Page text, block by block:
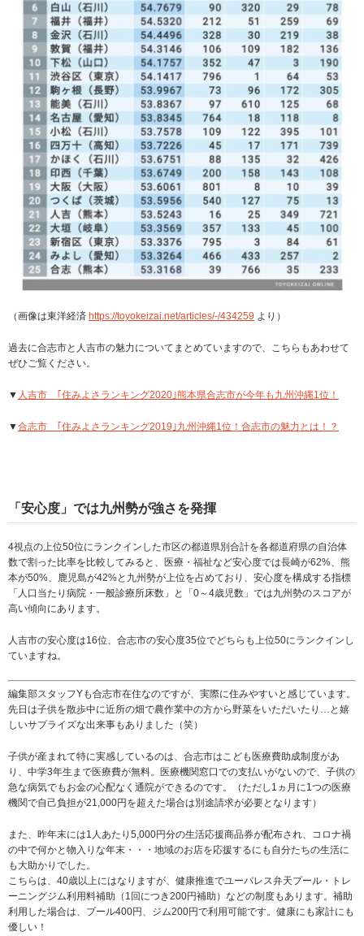
（画像は東洋経済 https://toyokeizai.net/articles/-/434259 より）
過去に合志市と人吉市の魅力についてまとめていますので、こちらもあわせて
ぜひご覧ください。
▼ 人吉市 ｢住みよさランキング2020｣熊本県合志市が今年も九州沖縄1位！
▼合志市 ｢住みよさランキング2019｣九州沖縄1位！合志市の魅力とは！？
「安心度」では九州勢が強さを発揮
4視点の上位50位にランクインした市区の都道県別合計を各都道府県の自治体
数で割った比率を比較してみると、医療・福祉など安心度では長崎が62%、熊
本が50%、鹿児島が42%と九州勢が上位を占めており、安心度を構成する指標
「人口当たり病院・一般診療所床数」と「0～4歳児数」では九州勢のスコアが
高い傾向にあります。
人吉市の安心度は16位、合志市の安心度35位でどちらも上位50にランクインし
ていますね。
編集部スタッフYも合志市在住なのですが、実際に住みやすいと感じています。
先日は子供を散歩中に近所の畑で農作業中の方から野菜をいただいたり…と嬉
しいサプライズな出来事もありました（笑）
子供が産まれて特に実感しているのは、合志市はこども医療費助成制度があ
り、中学3年生まで医療費が無料。医療機関窓口での支払いがないので、子供の
急な病気でもお金の心配なく通院ができるのです。（ただし1ヵ月に1つの医療
機関で自己負担が21,000円を超えた場合は別途請求が必要となります）
また、昨年末には1人あたり5,000円分の生活応援商品券が配布され、コロナ禍
の中で何かと物入りな年末・・・地域のお店を応援するにも自分たちの生活に
も大助かりでした。
こちらは、40歳以上にはなりますが、健康推進でユーパレス弁天プール・トレ
ーニングジム利用料補助（1回につき200円補助）などの制度もあります。補助
利用した場合は、プール400円、ジム200円で利用可能です。健康にも家計にも
優しい！